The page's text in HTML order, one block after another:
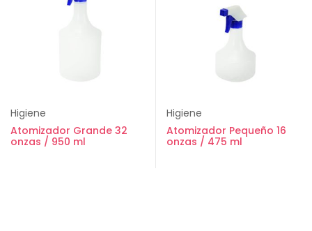
Higiene
Atomizador Grande 32
onzas / 950 ml
Higiene
Atomizador Pequeño 16
onzas / 475 ml